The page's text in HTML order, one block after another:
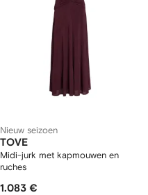
Nieuw seizoen
TOVE
Midi-jurk met kapmouwen en
ruches
1.083 €